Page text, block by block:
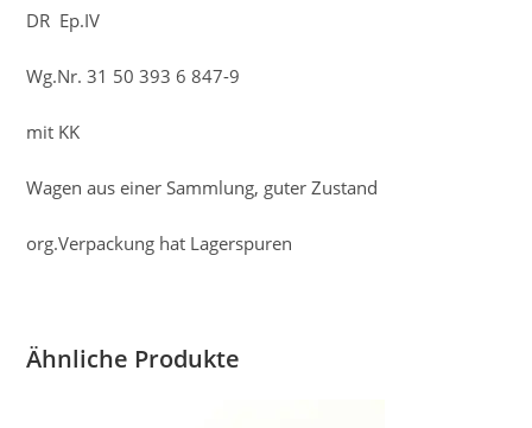
DR Ep.IV
Wg.Nr. 31 50 393 6 847-9
mit KK
Wagen aus einer Sammlung, guter Zustand
org.Verpackung hat Lagerspuren
Ähnliche Produkte